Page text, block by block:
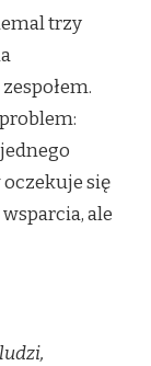
trzy
się
ale